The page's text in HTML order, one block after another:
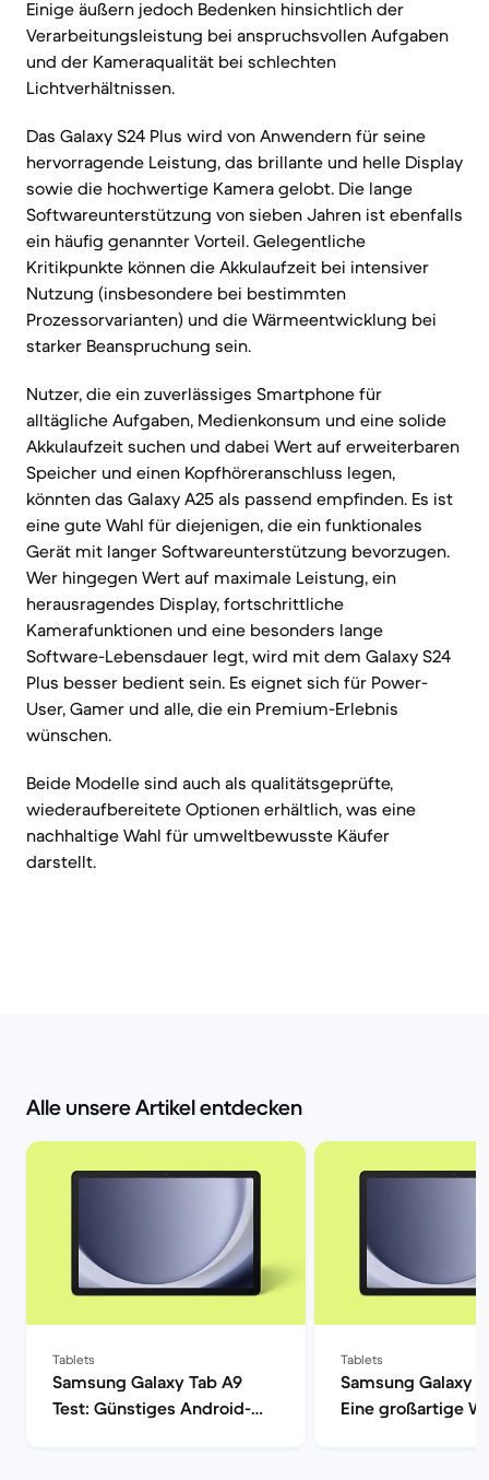
Einige äußern jedoch Bedenken hinsichtlich der
Verarbeitungsleistung bei anspruchsvollen Aufgaben
und der Kameraqualität bei schlechten
Lichtverhältnissen.
Das Galaxy S24 Plus wird von Anwendern für seine
hervorragende Leistung, das brillante und helle Display
sowie die hochwertige Kamera gelobt. Die lange
Softwareunterstützung von sieben Jahren ist ebenfalls
ein häufig genannter Vorteil. Gelegentliche
Kritikpunkte können die Akkulaufzeit bei intensiver
Nutzung (insbesondere bei bestimmten
Prozessorvarianten) und die Wärmeentwicklung bei
starker Beanspruchung sein.
Nutzer, die ein zuverlässiges Smartphone für
alltägliche Aufgaben, Medienkonsum und eine solide
Akkulaufzeit suchen und dabei Wert auf erweiterbaren
Speicher und einen Kopfhöreranschluss legen,
könnten das Galaxy A25 als passend empfinden. Es ist
eine gute Wahl für diejenigen, die ein funktionales
Gerät mit langer Softwareunterstützung bevorzugen.
Wer hingegen Wert auf maximale Leistung, ein
herausragendes Display, fortschrittliche
Kamerafunktionen und eine besonders lange
Software-Lebensdauer legt, wird mit dem Galaxy S24
Plus besser bedient sein. Es eignet sich für Power-
User, Gamer und alle, die ein Premium-Erlebnis
wünschen.
Beide Modelle sind auch als qualitätsgeprüfte,
wiederaufbereitete Optionen erhältlich, was eine
nachhaltige Wahl für umweltbewusste Käufer
darstellt.
Alle unsere Artikel entdecken
Tablets
Samsung Galaxy Tab A9
Test: Günstiges Android-
Tablets
Samsung Galaxy
Eine großartige